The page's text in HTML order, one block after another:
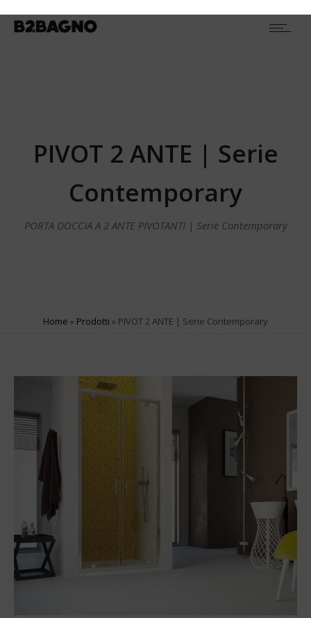
PIVOT 2 ANTE | Serie
Contemporary
PORTA DOCCIA A 2 ANTE PIVOTANTI | Serie Contemporary
Home » Prodotti » PIVOT 2 ANTE | Serie Contemporary